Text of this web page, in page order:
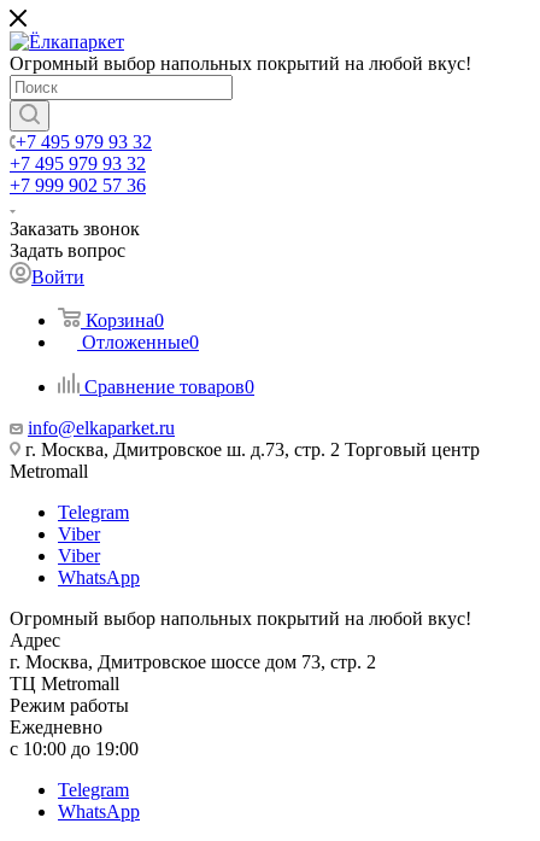
Огромный выбор напольных покрытий на любой вкус!
+7 495 979 93 32
+7 495 979 93 32
+7 999 902 57 36
Заказать звонок
Задать вопрос
Войти
Корзина0
Отложенные0
Сравнение товаров0
info@elkaparket.ru
г. Москва, Дмитровское ш. д.73, стр. 2 Торговый центр
Metromall
Telegram
Viber
Viber
WhatsApp
Огромный выбор напольных покрытий на любой вкус!
Адрес
г. Москва, Дмитровское шоссе дом 73, стр. 2
ТЦ Metromall
Режим работы
Ежедневно
с 10:00 до 19:00
Telegram
WhatsApp